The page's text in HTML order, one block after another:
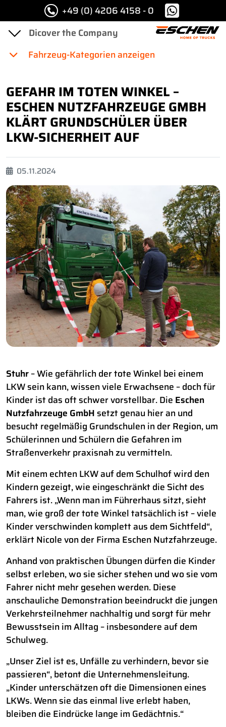
+49 (0) 4206 4158 - 0
Fahrzeug-Kategorien anzeigen
GEFAHR IM TOTEN WINKEL –
ESCHEN NUTZFAHRZEUGE GMBH
KLÄRT GRUNDSCHÜLER ÜBER
LKW-SICHERHEIT AUF
05.11.2024
Stuhr– Wie gefährlich der tote Winkel bei einem
LKW sein kann, wissen viele Erwachsene – doch für
Kinder ist das oft schwer vorstellbar. Die Eschen
Nutzfahrzeuge GmbHsetzt genau hier an und
besucht regelmäßig Grundschulen in der Region, um
Schülerinnen und Schülern die Gefahren im
Straßenverkehr praxisnah zu vermitteln.
Mit einem echten LKW auf dem Schulhof wird den
Kindern gezeigt, wie eingeschränkt die Sicht des
Fahrers ist. „Wenn man im Führerhaus sitzt, sieht
man, wie groß der tote Winkel tatsächlich ist – viele
Kinder verschwinden komplett aus dem Sichtfeld“,
erklärt Nicole von der Firma Eschen Nutzfahrzeuge.
Anhand von praktischen Übungen dürfen die Kinder
selbst erleben, wo sie sicher stehen und wo sie vom
Fahrer nicht mehr gesehen werden. Diese
anschauliche Demonstration beeindruckt die jungen
Verkehrsteilnehmer nachhaltig und sorgt für mehr
Bewusstsein im Alltag – insbesondere auf dem
Schulweg.
„Unser Ziel ist es, Unfälle zu verhindern, bevor sie
passieren“, betont die Unternehmensleitung.
„Kinder unterschätzen oft die Dimensionen eines
LKWs. Wenn sie das einmal live erlebt haben,
bleiben die Eindrücke lange im Gedächtnis.“